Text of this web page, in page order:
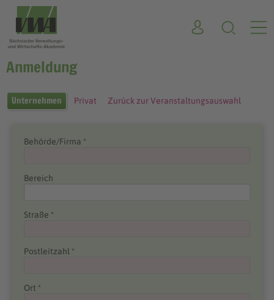
Anmeldung
Unternehmen Privat Zurück zur Veranstaltungsauswahl
Behörde/Firma *
Bereich
Straße *
Postleitzahl *
Ort *